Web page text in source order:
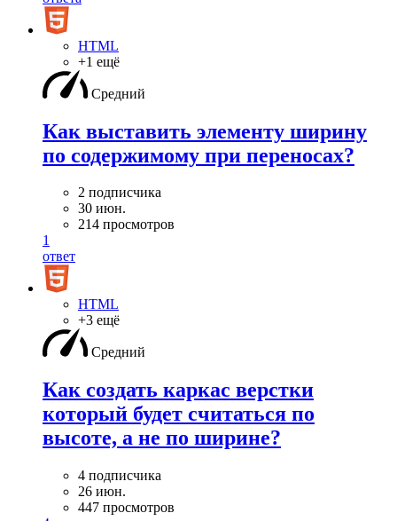
HTML
+1 ещё
Средний
Как выставить элементу ширину
по содержимому при переносах?
2 подписчика
30 июн.
214 просмотров
1
ответ
HTML
+3 ещё
Средний
Как создать каркас верстки
который будет считаться по
высоте, а не по ширине?
4 подписчика
26 июн.
447 просмотров